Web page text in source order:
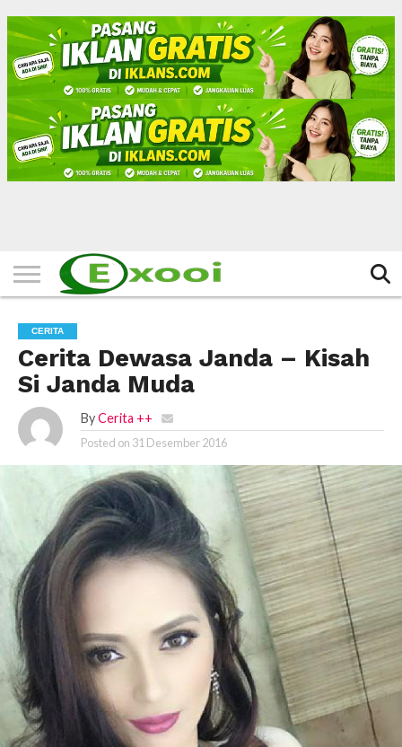
HOME
FILTER
BERITA
BIODATA
CERITA
CERPEN
EKSKLUSIF
FOTO
VIDEO
TIPS
MORE
CERITA
Cerita Dewasa Janda – Kisah
Si Janda Muda
By Cerita ++
Posted on 31 Desember 2016